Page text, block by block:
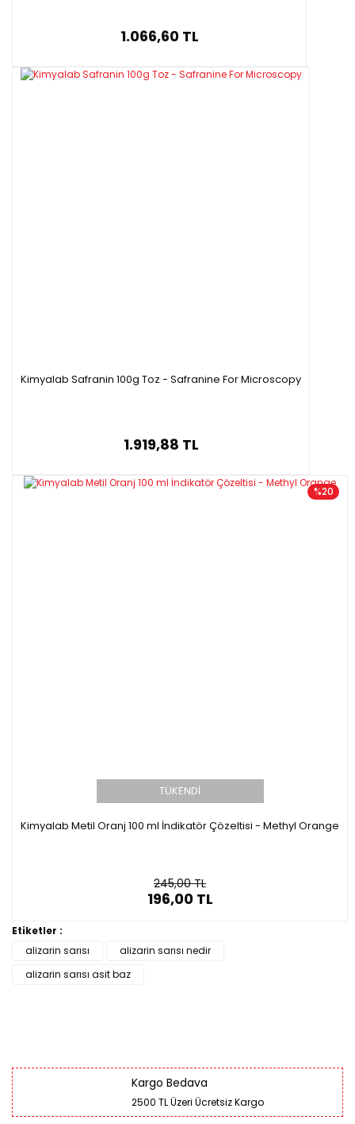
1.066,60 TL
Kimyalab Safranin 100g Toz - Safranine For Microscopy
1.919,88 TL
%20
TÜKENDİ
Kimyalab Metil Oranj 100 ml İndikatör Çözeltisi - Methyl Orange
245,00 TL
196,00 TL
Etiketler :
alizarin sarısı
alizarin sarısı nedir
alizarin sarısı asit baz
Kargo Bedava
2500 TL Üzeri Ücretsiz Kargo